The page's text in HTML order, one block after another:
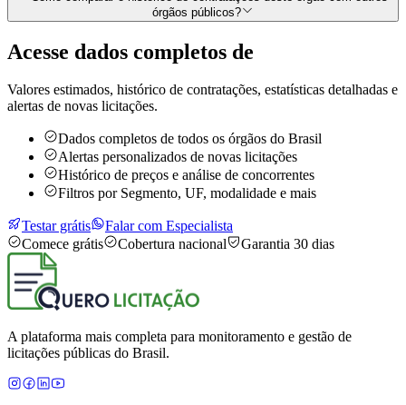
órgãos públicos?
Acesse dados completos de
Valores estimados, histórico de contratações, estatísticas detalhadas e
alertas de novas licitações.
Dados completos de todos os órgãos do Brasil
Alertas personalizados de novas licitações
Histórico de preços e análise de concorrentes
Filtros por Segmento, UF, modalidade e mais
Testar grátis
Falar com Especialista
Comece grátis
Cobertura nacional Garantia 30 dias
A plataforma mais completa para monitoramento e gestão de
licitações públicas do Brasil.